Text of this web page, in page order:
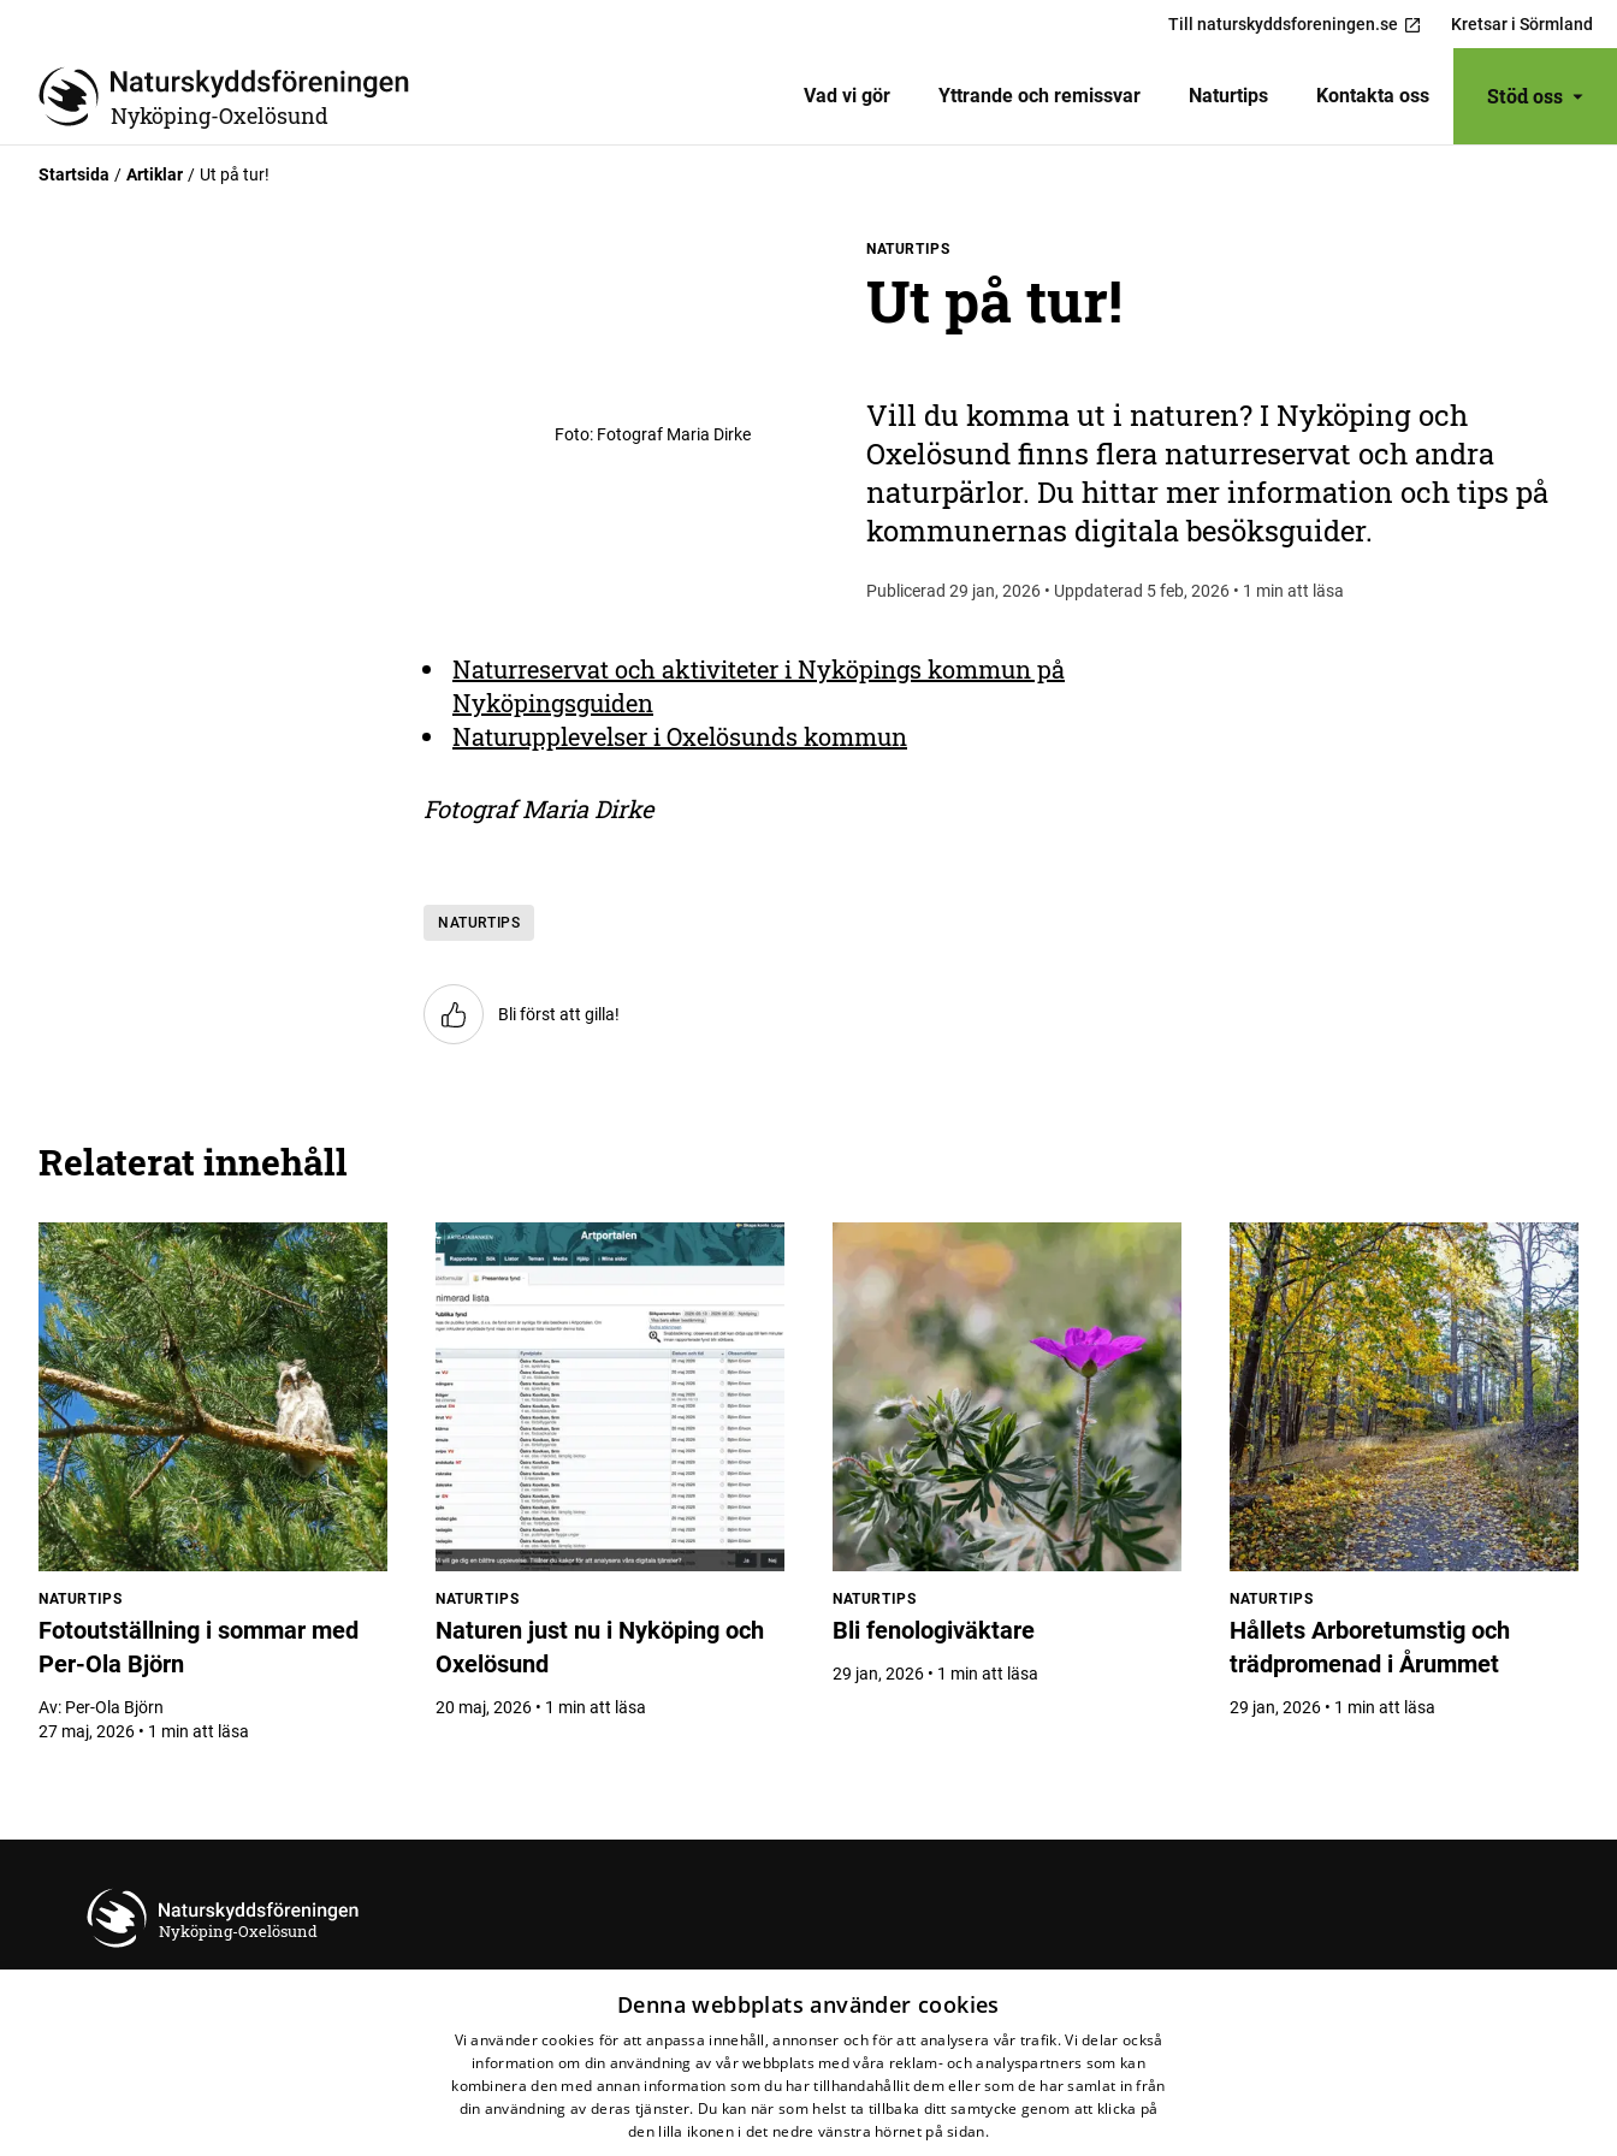
Till naturskyddsforeningen.se Kretsar i Sörmland
Nyköping-Oxelösund
Vad vi gör Yttrande och remissvar Naturtips Kontakta oss Stöd oss
Startsida Artiklar Ut på tur!
Foto: Fotograf Maria Dirke
NATURTIPS
Ut på tur!
Vill du komma ut i naturen? I Nyköping och
Oxelösund finns flera naturreservat och andra
naturpärlor. Du hittar mer information och tips på
kommunernas digitala besöksguider.
Publicerad 29 jan, 2026 • Uppdaterad 5 feb, 2026 • 1 min att läsa
Naturreservat och aktiviteter i Nyköpings kommun på
Nyköpingsguiden
Naturupplevelser i Oxelösunds kommun
Fotograf Maria Dirke
NATURTIPS
Bli först att gilla!
Relaterat innehåll
NATURTIPS
Fotoutställning i sommar med
Per-Ola Björn
Av: Per-Ola Björn
27 maj, 2026 • 1 min att läsa
NATURTIPS
Naturen just nu i Nyköping och
Oxelösund
20 maj, 2026 • 1 min att läsa
NATURTIPS
Bli fenologiväktare
29 jan, 2026 • 1 min att läsa
NATURTIPS
Hållets Arboretumstig och
trädpromenad i Årummet
29 jan, 2026 • 1 min att läsa
Nyköping-Oxelösund
Naturskyddsföreningen i Nyköping och Oxelösund
Denna webbplats använder cookies
Vi använder cookies för att anpassa innehåll, annonser och för att analysera vår trafik. Vi delar också
information om din användning av vår webbplats med våra reklam- och analyspartners som kan
kombinera den med annan information som du har tillhandahållit dem eller som de har samlat in från
din användning av deras tjänster. Du kan när som helst ta tillbaka ditt samtycke genom att klicka på
den lilla ikonen i det nedre vänstra hörnet på sidan.